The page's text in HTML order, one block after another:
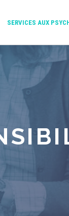
SERVICES AUX